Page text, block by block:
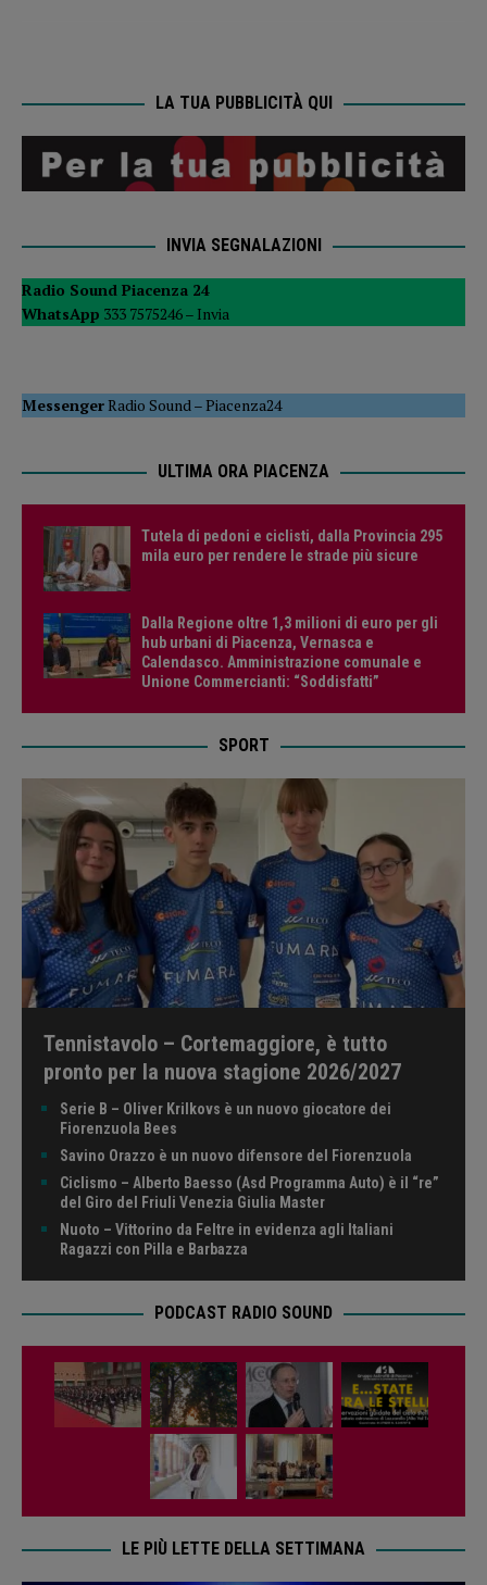
LA TUA PUBBLICITÀ QUI
INVIA SEGNALAZIONI
Radio Sound Piacenza 24
WhatsApp 333 7575246 – Invia
MessengerRadio Sound –Piacenza24
ULTIMA ORA PIACENZA
Tutela di pedoni e ciclisti, dalla Provincia 295
mila euro per rendere le strade più sicure
Dalla Regione oltre 1,3 milioni di euro per gli
hub urbani di Piacenza, Vernasca e
Calendasco. Amministrazione comunale e
Unione Commercianti: “Soddisfatti”
SPORT
Tennistavolo – Cortemaggiore, è tutto
pronto per la nuova stagione 2026/2027
Serie B – Oliver Krilkovs è un nuovo giocatore dei
Fiorenzuola Bees
Savino Orazzo è un nuovo difensore del Fiorenzuola
Ciclismo – Alberto Baesso (Asd Programma Auto) è il “re”
del Giro del Friuli Venezia Giulia Master
Nuoto – Vittorino da Feltre in evidenza agli Italiani
Ragazzi con Pilla e Barbazza
PODCAST RADIO SOUND
LE PIÙ LETTE DELLA SETTIMANA